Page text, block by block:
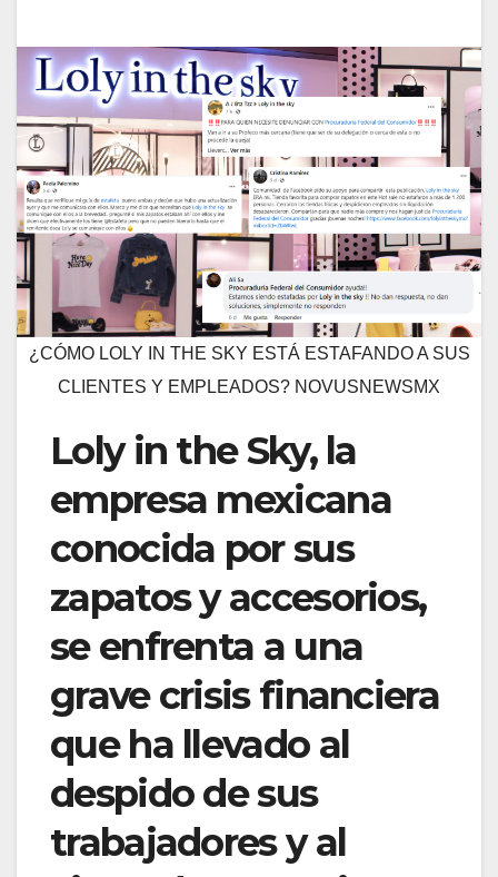
¿CÓMO LOLY IN THE SKY ESTÁ ESTAFANDO A SUS
CLIENTES Y EMPLEADOS? NOVUSNEWSMX
Loly in the Sky, la
empresa mexicana
conocida por sus
zapatos y accesorios,
se enfrenta a una
grave crisis financiera
que ha llevado al
despido de sus
trabajadores y al